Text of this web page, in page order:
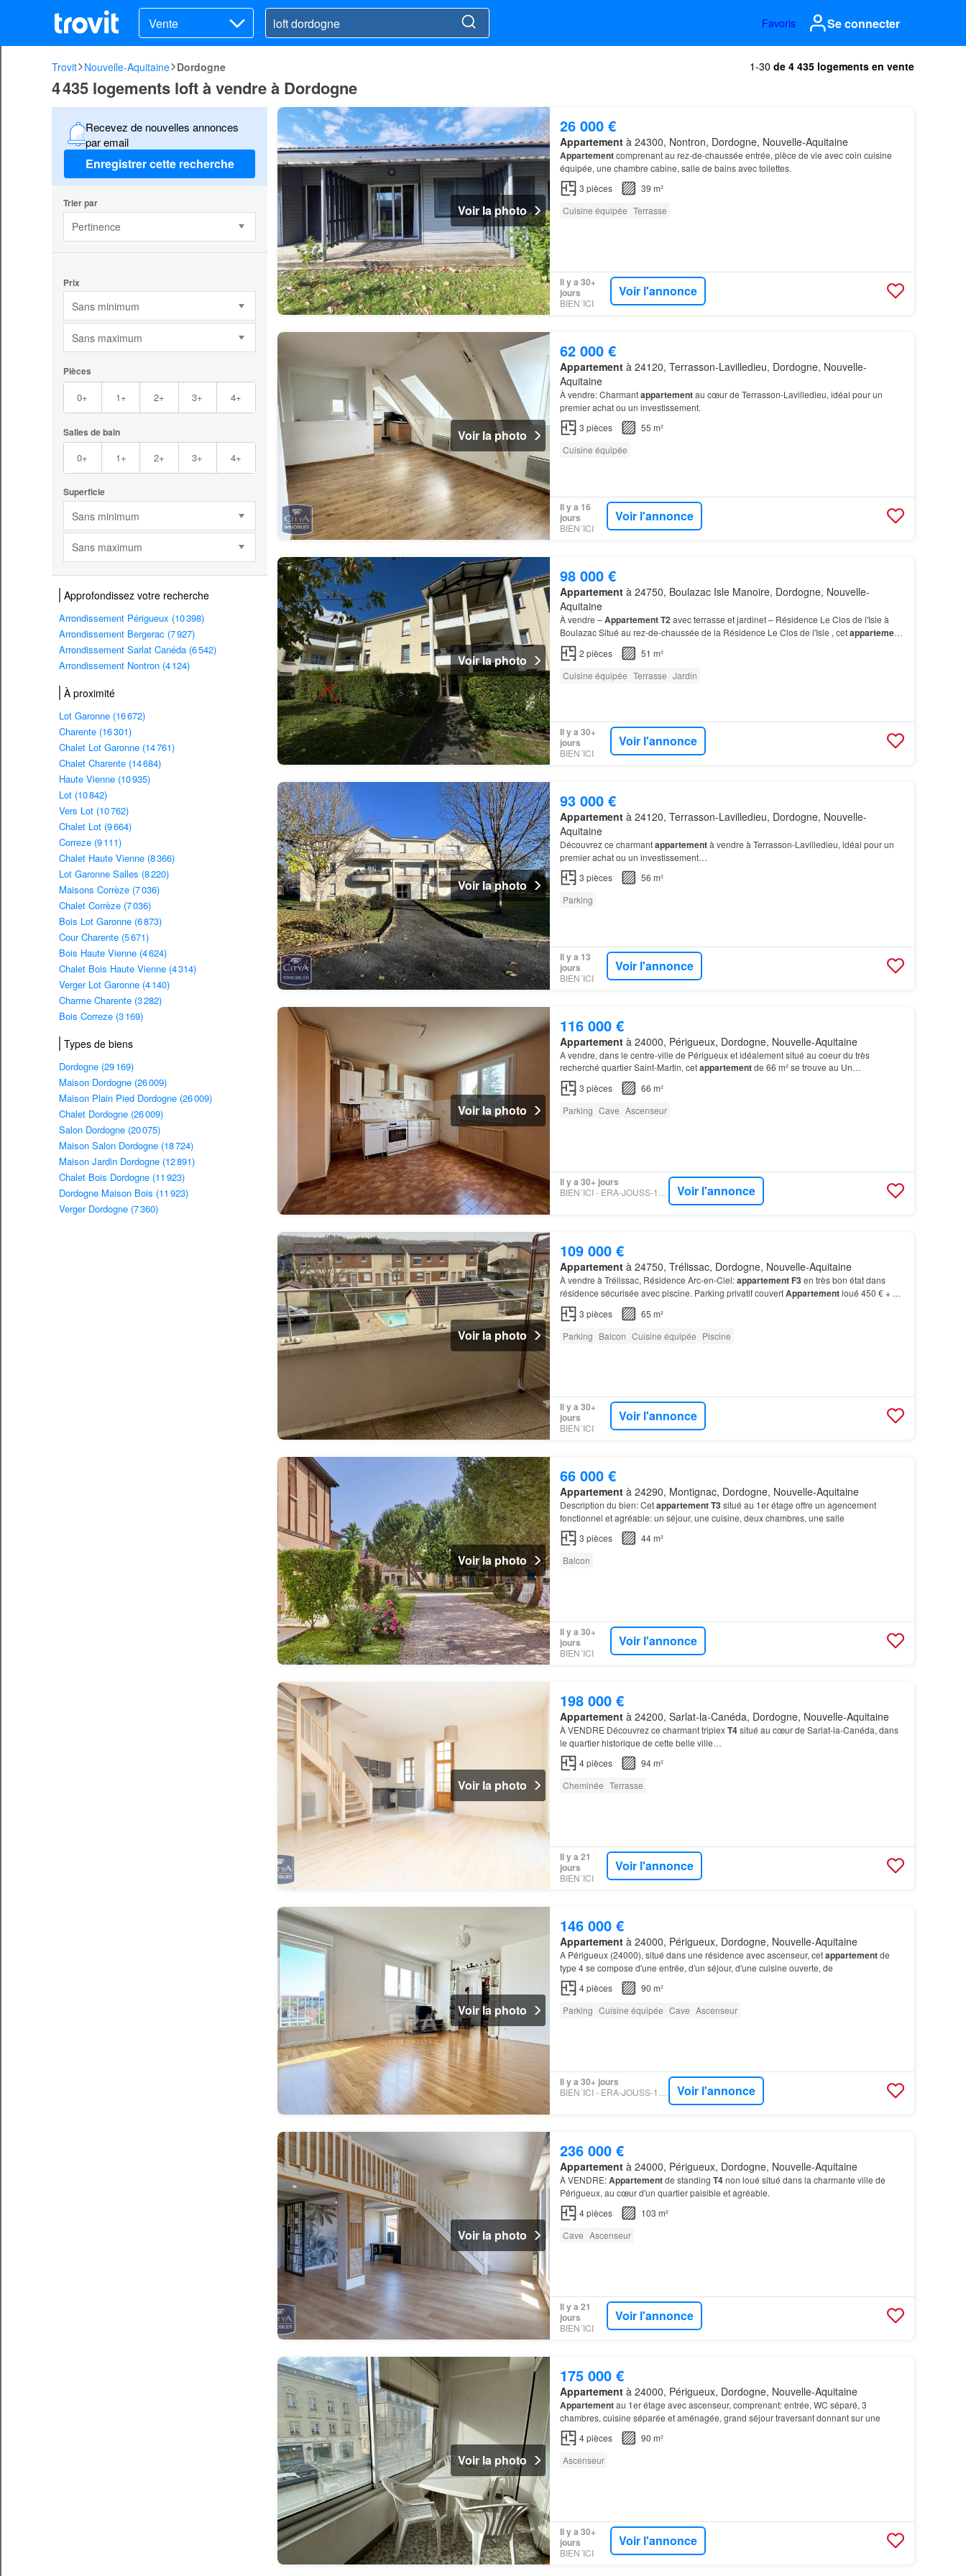
Vente Favoris Se connecter
Trovit Nouvelle-Aquitaine Dordogne 1-30 de 4 435 logements en vente
4 435 logements loft à vendre à Dordogne
Recevez de nouvelles annonces
par email
Enregistrer cette recherche
Trier par
Pertinence
Prix
Sans minimum
Sans maximum
Pièces
0+ 1+ 2+ 3+ 4+
Salles de bain
0+ 1+ 2+ 3+ 4+
Superficie
Sans minimum
Sans maximum
Approfondissez votre recherche
Arrondissement Périgueux (10 398)
Arrondissement Bergerac (7 927)
Arrondissement Sarlat Canéda (6 542)
Arrondissement Nontron (4 124)
À proximité
Lot Garonne (16 672)
Charente (16 301)
Chalet Lot Garonne (14 761)
Chalet Charente (14 684)
Haute Vienne (10 935)
Lot (10 842)
Vers Lot (10 762)
Chalet Lot (9 664)
Correze (9 111)
Chalet Haute Vienne (8 366)
Lot Garonne Salles (8 220)
Maisons Corrèze (7 036)
Chalet Corrèze (7 036)
Bois Lot Garonne (6 873)
Cour Charente (5 671)
Bois Haute Vienne (4 624)
Chalet Bois Haute Vienne (4 314)
Verger Lot Garonne (4 140)
Charme Charente (3 282)
Bois Correze (3 169)
Types de biens
Dordogne (29 169)
Maison Dordogne (26 009)
Maison Plain Pied Dordogne (26 009)
Chalet Dordogne (26 009)
Salon Dordogne (20 075)
Maison Salon Dordogne (18 724)
Maison Jardin Dordogne (12 891)
Chalet Bois Dordogne (11 923)
Dordogne Maison Bois (11 923)
Verger Dordogne (7 360)
Voir la photo
26 000 €
Appartementà 24300, Nontron, Dordogne, Nouvelle-Aquitaine
Appartementcomprenant au rez-de-chaussée entrée, pièce de vie avec coin cuisine
équipée, une chambre cabine, salle de bains avec toilettes.
3 pièces
39 m²
Cuisine équipée Terrasse
Il y a 30+
jours
BIEN´ICI
Voir l'annonce
Voir la photo
62 000 €
Appartementà 24120, Terrasson-Lavilledieu, Dordogne, Nouvelle-
Aquitaine
À vendre: Charmantappartementau cœur de Terrasson-Lavilledieu, idéal pour un
premier achat ou un investissement.
3 pièces
55 m²
Cuisine équipée
Il y a 16
jours
BIEN´ICI
Voir l'annonce
Voir la photo
98 000 €
Appartementà 24750, Boulazac Isle Manoire, Dordogne, Nouvelle-
Aquitaine
À vendre –Appartement T2avec terrasse et jardinet – Résidence Le Clos de l'Isle à
Boulazac Situé au rez-de-chaussée de la Résidence Le Clos de l'Isle , cetappartement
T2d'environ 50 m² habitables constitue une excellente…
2 pièces
51 m²
Cuisine équipée Terrasse Jardin
Il y a 30+
jours
BIEN´ICI
Voir l'annonce
Voir la photo
93 000 €
Appartementà 24120, Terrasson-Lavilledieu, Dordogne, Nouvelle-
Aquitaine
Découvrez ce charmantappartementà vendre à Terrasson-Lavilledieu, idéal pour un
premier achat ou un investissement…
3 pièces
56 m²
Parking
Il y a 13
jours
BIEN´ICI
Voir l'annonce
Voir la photo
116 000 €
Appartementà 24000, Périgueux, Dordogne, Nouvelle-Aquitaine
A vendre, dans le centre-ville de Périgueux et idéalement situé au coeur du très
recherché quartier Saint-Martin, cetappartementde 66 m² se trouve au Un
appartement offrant un équilibre parfait entre emplacement, confort et…
3 pièces
66 m²
Parking Cave Ascenseur
Il y a 30+ jours
BIEN´ICI - ERA-JOUSS-1711038919964 Voir l'annonce
Voir la photo
109 000 €
Appartementà 24750, Trélissac, Dordogne, Nouvelle-Aquitaine
À vendre à Trélissac, Résidence Arc-en-Ciel:appartement F3en très bon état dans
résidence sécurisée avec piscine. Parking privatif couvertAppartementloué 450 € + 60
€ de charges. Très bon locataire…
3 pièces
65 m²
Parking Balcon Cuisine équipée Piscine
Il y a 30+
jours
BIEN´ICI
Voir l'annonce
Voir la photo
66 000 €
Appartementà 24290, Montignac, Dordogne, Nouvelle-Aquitaine
Description du bien: Cetappartement T3situé au 1er étage offre un agencement
fonctionnel et agréable: un séjour, une cuisine, deux chambres, une salle
3 pièces
44 m²
Balcon
Il y a 30+
jours
BIEN´ICI
Voir l'annonce
Voir la photo
198 000 €
Appartementà 24200, Sarlat-la-Canéda, Dordogne, Nouvelle-Aquitaine
À VENDRE Découvrez ce charmant triplexT4situé au cœur de Sarlat-la-Canéda, dans
le quartier historique de cette belle ville…
4pièces
94 m²
Cheminée Terrasse
Il y a 21
jours
BIEN´ICI
Voir l'annonce
Voir la photo
146 000 €
Appartementà 24000, Périgueux, Dordogne, Nouvelle-Aquitaine
A Périgueux (24000), situé dans une résidence avec ascenseur, cetappartementde
type 4 se compose d'une entrée, d'un séjour, d'une cuisine ouverte, de
4pièces
90 m²
Parking Cuisine équipée Cave Ascenseur
Il y a 30+ jours
Voir l'annonce
Voir la photo
236 000 €
Appartementà 24000, Périgueux, Dordogne, Nouvelle-Aquitaine
À VENDRE:Appartementde standing T4non loué situé dans la charmante ville de
Périgueux, au cœur d'un quartier paisible et agréable.
4pièces
103 m²
Cave Ascenseur
Il y a 21
jours
BIEN´ICI
Voir l'annonce
Voir la photo
175 000 €
Appartementà 24000, Périgueux, Dordogne, Nouvelle-Aquitaine
Appartementau 1er étage avec ascenseur, comprenant: entrée, WC séparé, 3
chambres, cuisine séparée et aménagée, grand séjour traversant donnant sur une
4pièces
90 m²
Ascenseur
Il y a 30+
jours
BIEN´ICI
Voir l'annonce